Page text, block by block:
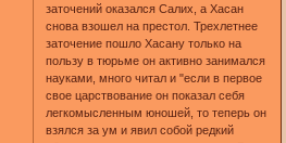
заточений оказался Салих, а Хасан
снова взошел на престол. Трехлетнее
заточение пошло Хасану только на
пользу в тюрьме он активно занимался
науками, много читал и "если в первое
свое царствование он показал себя
легкомысленным юношей, то теперь он
взялся за ум и явил собой редкий